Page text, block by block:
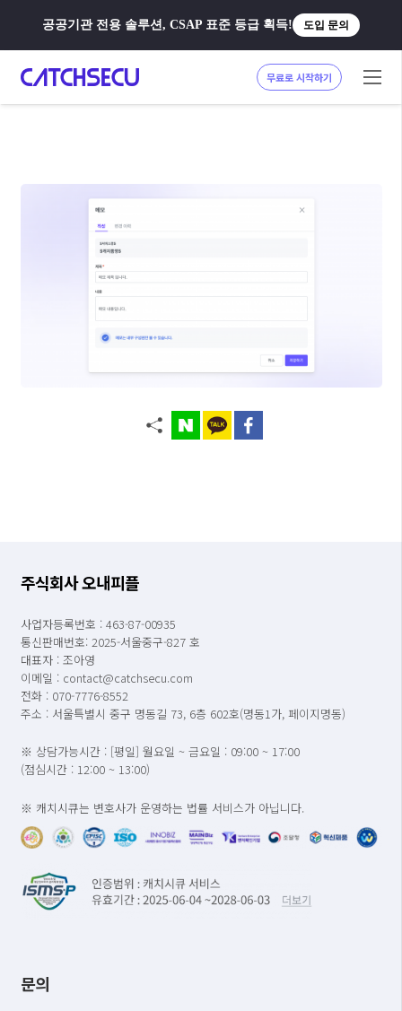
공공기관 전용 솔루션, CSAP 표준 등급 획득! 도입 문의
무료로 시작하기
주식회사 오내피플
사업자등록번호 : 463-87-00935
통신판매번호: 2025-서울중구-827 호
대표자 : 조아영
이메일 : contact@catchsecu.com
전화 : 070-7776-8552
주소 : 서울특별시 중구 명동길 73, 6층 602호(명동1가, 페이지명동)
※ 상담가능시간 : [평일] 월요일 ~ 금요일 : 09:00 ~ 17:00
(점심시간 : 12:00 ~ 13:00)
※ 캐치시큐는 변호사가 운영하는 법률 서비스가 아닙니다.
문의